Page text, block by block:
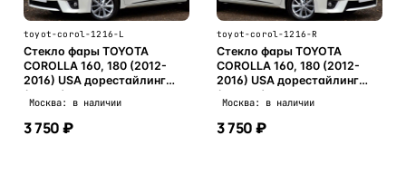
toyot-corol-1216-L
Стекло фары TOYOTA
COROLLA 160, 180 (2012-
2016) USA дорестайлинг
(левое)
Москва: в наличии
3 750 ₽
toyot-corol-1216-R
Стекло фары TOYOTA
COROLLA 160, 180 (2012-
2016) USA дорестайлинг
(правое)
Москва: в наличии
3 750 ₽